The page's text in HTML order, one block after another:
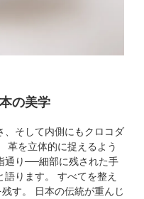
の美学
、そして内側にもクロコダ
革を立体的に捉えるよう
通り──細部に残された手
ります。 すべてを整え
す。 日本の伝統が重んじ